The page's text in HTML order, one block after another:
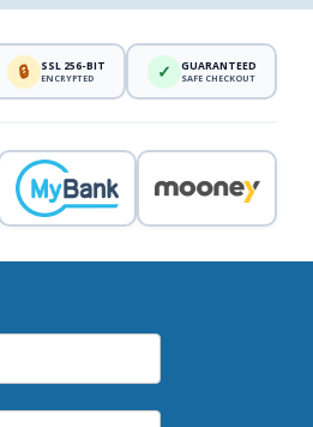
🔒 SSL 256-BIT
ENCRYPTED ✓ GUARANTEED
SAFE CHECKOUT